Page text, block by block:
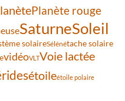
Planète rouge
SaturneSoleil
solaireSélénétache solaire
vidéoVLTVoie lactée
étoileétoile polaire